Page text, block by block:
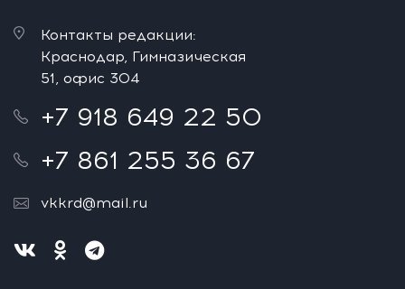
Контакты редакции:
Краснодар, Гимназическая
51, офис 304
+7 918 649 22 50
+7 861 255 36 67
vkkrd@mail.ru